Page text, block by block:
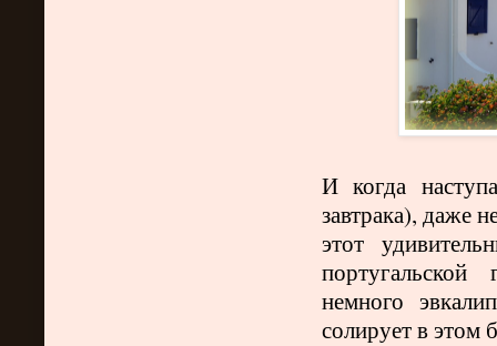
И когда
завтрака), даже
этот
немного
солирует в этом